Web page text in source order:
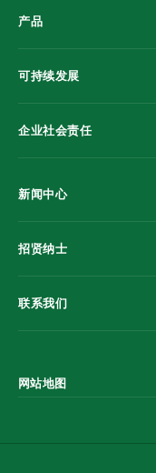
产品
可持续发展
企业社会责任
新闻中心
招贤纳士
联系我们
网站地图